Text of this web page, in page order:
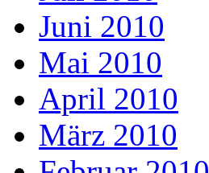
Juni 2010
Mai 2010
April 2010
März 2010